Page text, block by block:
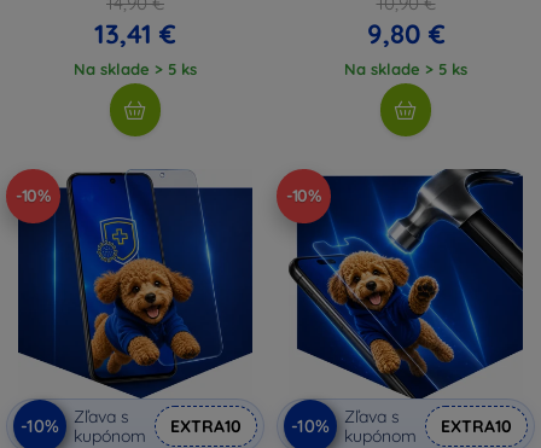
13,41 €
Na sklade > 5 ks
9,80 €
Na sklade > 5 ks
-10%
-10%
Zľava s
kupónom
EXTRA10
-10%
-10%
Zľava s
kupónom
EXTRA10